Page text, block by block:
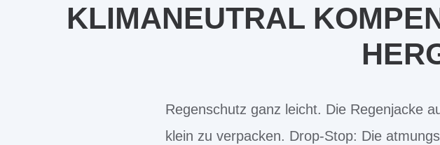
KLIMANEUTRAL
Regenschutz ganz leicht. Die Regenjacke
klein zu verpacken. Drop-Stop: Die